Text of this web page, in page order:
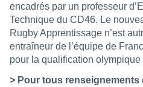
encadrés par un professeur
Technique du CD46. Le
Rugby Apprentissage n’est
entraîneur de l’équipe de
pour la qualification olympique
> Pour tous renseignements